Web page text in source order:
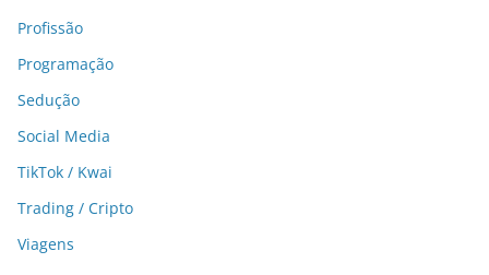
Profissão
Programação
Sedução
Social Media
TikTok / Kwai
Trading / Cripto
Viagens